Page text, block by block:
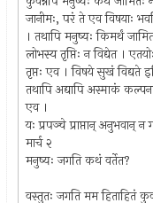
जानीमः, परं ते एव विषयाः
। तथापि मनुष्यः किमर्थं
लोभस्य तृप्तिः न विद्येत ।
तृप्तः एव । विषये सुखं विद्यते
तथापि अद्यापि अस्माकं
एव ।
यः प्रपञ्चे प्राप्तान्
मार्च २
मनुष्यः जगति कथं वर्तेत?
वस्तुतः जगति मम हिताहितं